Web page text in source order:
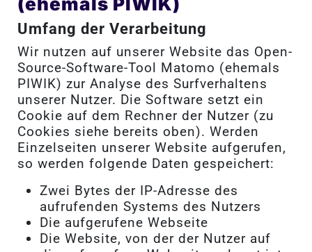
Umfang der Verarbeitung
Wir nutzen auf unserer Website das Open-
Source-Software-Tool Matomo (ehemals
PIWIK) zur Analyse des Surfverhaltens
unserer Nutzer. Die Software setzt ein
Cookie auf dem Rechner der Nutzer (zu
Cookies siehe bereits oben). Werden
Einzelseiten unserer Website aufgerufen,
so werden folgende Daten gespeichert:
Zwei Bytes der IP-Adresse des
aufrufenden Systems des Nutzers
Die aufgerufene Webseite
Die Website, von der der Nutzer auf